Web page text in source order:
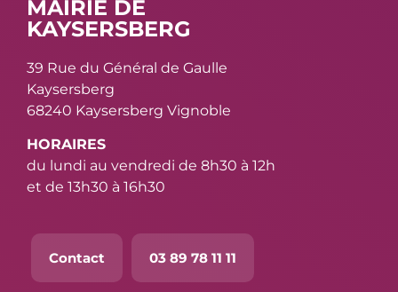
MAIRIE DE
KAYSERSBERG
39 Rue du Général de Gaulle
Kaysersberg
68240 Kaysersberg Vignoble
HORAIRES
du lundi au vendredi de 8h30 à 12h
et de 13h30 à 16h30
Contact 03 89 78 11 11